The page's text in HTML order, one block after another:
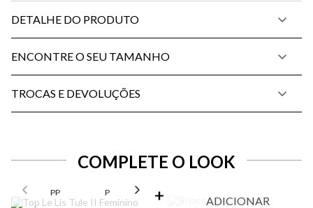
DETALHE DO PRODUTO
ENCONTRE O SEU TAMANHO
TROCAS E DEVOLUÇÕES
COMPLETE O LOOK
PP P M
ADICIONAR